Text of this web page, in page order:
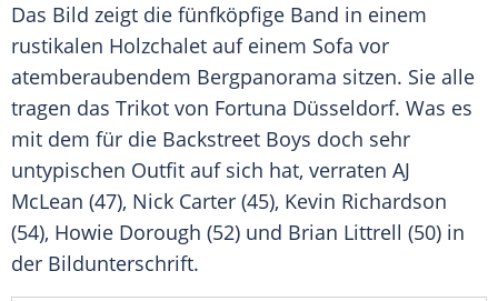
Das Bild zeigt die fünfköpfige Band in einem
rustikalen Holzchalet auf einem Sofa vor
atemberaubendem Bergpanorama sitzen. Sie alle
tragen das Trikot von Fortuna Düsseldorf. Was es
mit dem für die Backstreet Boys doch sehr
untypischen Outfit auf sich hat, verraten AJ
McLean (47), Nick Carter (45), Kevin Richardson
(54), Howie Dorough (52) und Brian Littrell (50) in
der Bildunterschrift.